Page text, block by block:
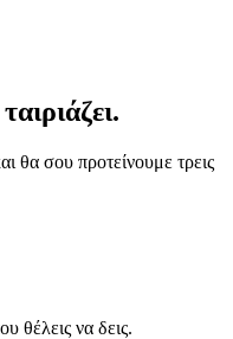
θα σου προτείνουμε τρεις
θέλεις να δεις.